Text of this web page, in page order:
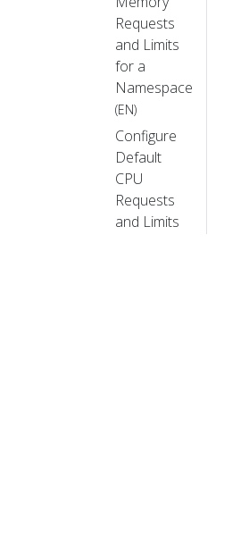
Requests
and Limits
for a
Namespace
(EN)
Configure
Default
CPU
Requests
and Limits